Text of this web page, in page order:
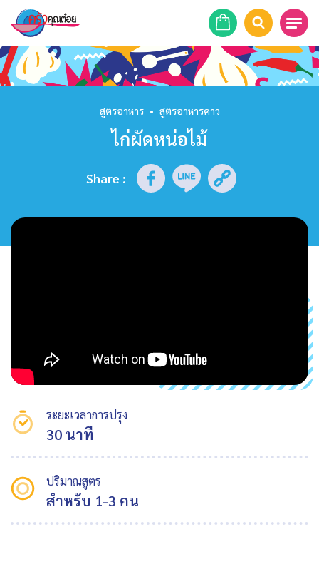
หน้าแรก
รายการย้อนหลัง
สูตรอาหาร • สูตรอาหารคาว
ไก่ผัดหน่อไม้
Share :
ระยะเวลาการปรุง
30 นาที
ปริมาณสูตร
สำหรับ 1-3 คน